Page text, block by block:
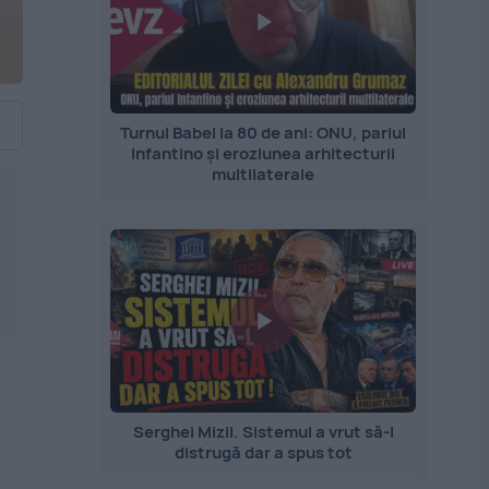
Turnul Babel la 80 de ani: ONU, pariul
Infantino și eroziunea arhitecturii
multilaterale
Serghei Mizil. Sistemul a vrut să-l
distrugă dar a spus tot